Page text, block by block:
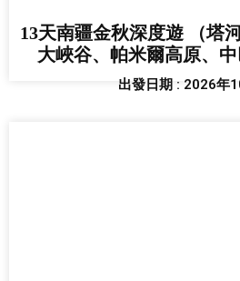
13天南疆金秋深度遊 （塔
大峽谷、帕米爾高原、
出發日期 : 2026年